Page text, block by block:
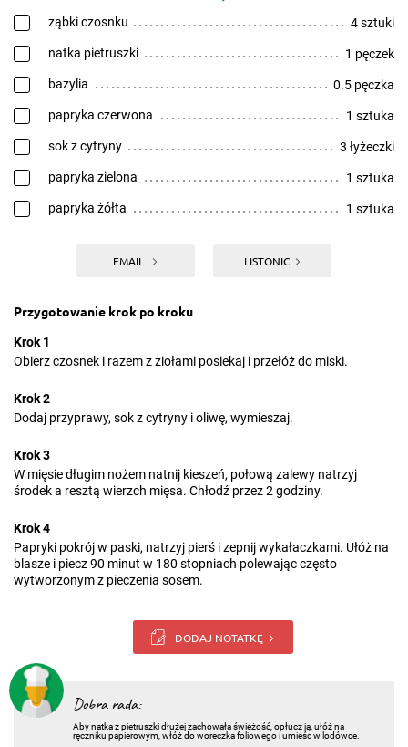
ząbki czosnku 4 sztuki
natka pietruszki 1 pęczek
bazylia 0.5 pęczka
papryka czerwona 1 sztuka
sok z cytryny 3 łyżeczki
papryka zielona 1 sztuka
papryka żółta 1 sztuka
EMAIL LISTONIC
Przygotowanie krok po kroku
Krok 1
Obierz czosnek i razem z ziołami posiekaj i przełóż do miski.
Krok 2
Dodaj przyprawy, sok z cytryny i oliwę, wymieszaj.
Krok 3
W mięsie długim nożem natnij kieszeń, połową zalewy natrzyj
środek a resztą wierzch mięsa. Chłodź przez 2 godziny.
Krok 4
Papryki pokrój w paski, natrzyj pierś i zepnij wykałaczkami. Ułóż na
blasze i piecz 90 minut w 180 stopniach polewając często
wytworzonym z pieczenia sosem.
DODAJ NOTATKĘ
Dobra rada:
Aby natka z pietruszki dłużej zachowała świeżość, opłucz ją, ułóż na
ręczniku papierowym, włóż do woreczka foliowego i umieśc w lodówce.